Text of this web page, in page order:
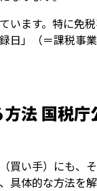
います。特に免
日」（＝課税事
法 国税
買い手）にも、
具体的な方法を